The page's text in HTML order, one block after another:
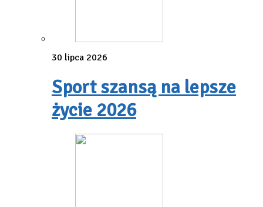
30 lipca 2026
Sport szansą na lepsze
życie 2026